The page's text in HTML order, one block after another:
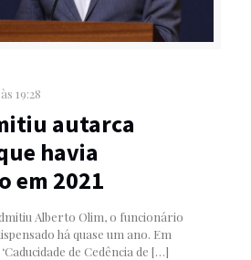
19:28
autarca
havia
em 2021
Alberto Olim, o funcionário
há quase um ano. Em
de Cedência de […]